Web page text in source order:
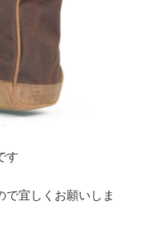
す
で宜しくお願いしま